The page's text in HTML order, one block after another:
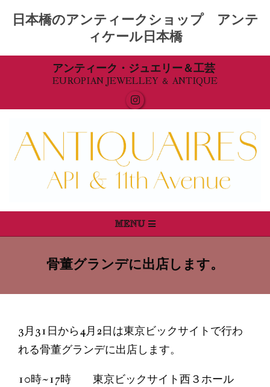
日本橋のアンティークショップ アンテ
ィケール日本橋
アンティーク・ジュエリー＆工芸
EUROPIAN JEWELLEY ＆ ANTIQUE
Navigation
MENU
骨董グランデに出店します。
3月31日から4月2日は東京ビックサイトで行わ
れる骨董グランデに出店します。
10時~17時 東京ビックサイト西３ホール